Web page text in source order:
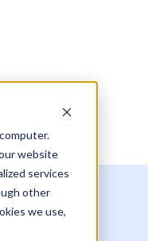
website
services
other
we use,